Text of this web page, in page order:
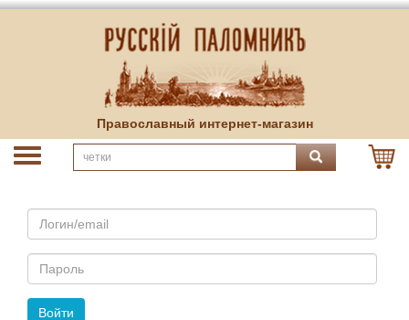
Православный интернет-магазин
Email
Пароль
Войти